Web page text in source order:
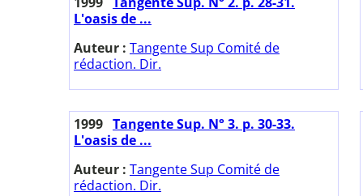
L'oasis de ...
Auteur : Tangente Sup Comité de
rédaction. Dir.
1999 Tangente Sup. N° 3. p. 30-33.
L'oasis de ...
Auteur : Tangente Sup Comité de
rédaction. Dir.